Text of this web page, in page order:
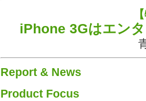
iPhone 3Gはエン
Report & News
Product Focus